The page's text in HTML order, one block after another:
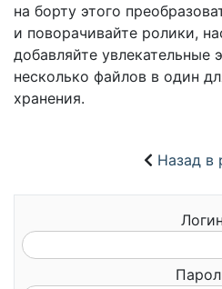
на борту этого
и поворачивайте ролики,
добавляйте
несколько файлов в один
хранения.
Назад в